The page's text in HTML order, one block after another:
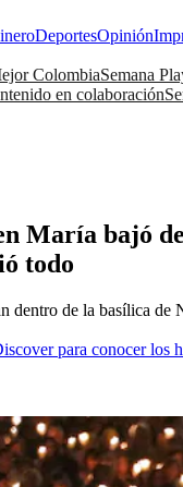
DeportesOpinión
ColombiaSemana
en colaboración
María bajó
todo
dentro de la basílica de
para conocer los